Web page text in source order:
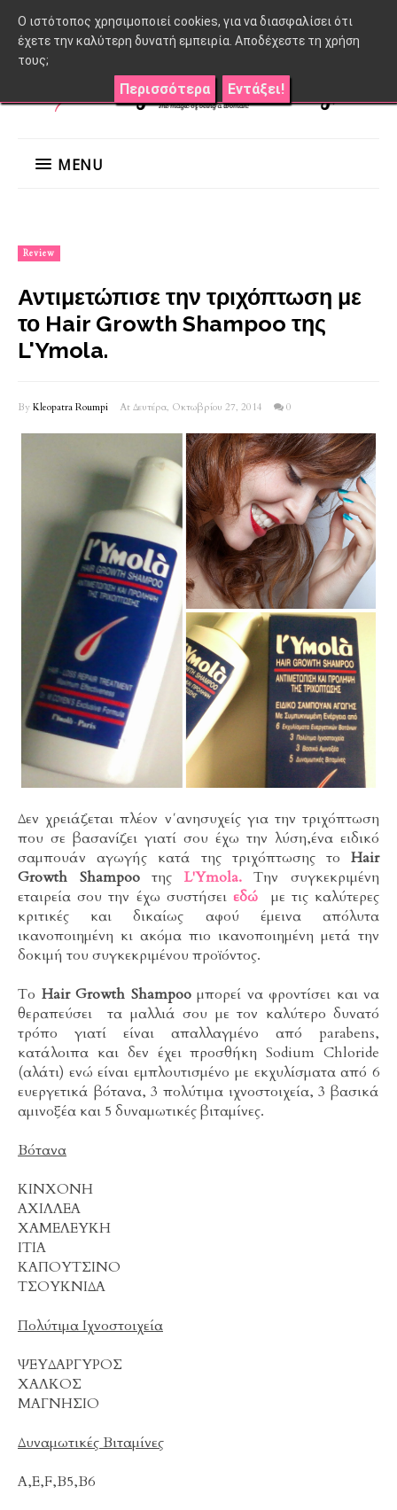
MENU
Review
Αντιμετώπισε την τριχόπτωση με
το Hair Growth Shampoo της
L'Ymola.
By Kleopatra Roumpi At Δευτέρα, Οκτωβρίου 27, 2014 0
Δεν χρειάζεται πλέον ν΄ανησυχείς για την τριχόπτωση
που σε βασανίζει γιατί σου έχω την λύση,ένα ειδικό
σαμπουάν αγωγής κατά της τριχόπτωσης το Hair
Growth Shampooτης L'Ymola.
Την συγκεκριμένη
εταιρεία σου την έχω συστήσειεδώ
με τις καλύτερες
κριτικές και δικαίως αφού έμεινα απόλυτα
ικανοποιημένη κι ακόμα πιο ικανοποιημένη μετά την
δοκιμή του συγκεκριμένου προϊόντος.
Το Hair Growth Shampoo μπορεί να φροντίσει και να
θεραπεύσει τα μαλλιά σου με τον καλύτερο δυνατό
τρόπο γιατί είναι απαλλαγμένο από parabens,
κατάλοιπα και δεν έχει προσθήκη Sodium Chloride
(αλάτι) ενώ είναι εμπλουτισμένο με εκχυλίσματα από 6
ευεργετικά βότανα, 3 πολύτιμα ιχνοστοιχεία, 3 βασικά
αμινοξέα και 5 δυναμωτικές βιταμίνες.
Βότανα
ΚΙΝΧΟΝΗ
ΑΧΙΛΛΕΑ
ΧΑΜΕΛΕΥΚΗ
ΙΤΙΑ
ΚΑΠΟΥΤΣΙΝΟ
ΤΣΟΥΚΝΙΔΑ
Πολύτιμα Ιχνοστοιχεία
ΨΕΥΔΑΡΓΥΡΟΣ
ΧΑΛΚΟΣ
ΜΑΓΝΗΣΙΟ
Δυναμωτικές Βιταμίνες
Α,Ε,F,B5,B6
O ιστότοπος χρησιμοποιεί cookies, για να διασφαλίσει ότι
έχετε την καλύτερη δυνατή εμπειρία. Αποδέχεστε τη χρήση
τους;
Περισσότερα Εντάξει!